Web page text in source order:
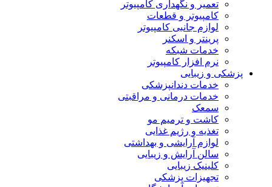
تعمیر و نگهداری کامپیوتر
کامپیوتر و قطعات
لوازم جانبی کامپیوتر
پرینتر و اسکنر
خدمات شبکه
نرم افزار کامپیوتر
پزشکی و زیبایی
خدمات دندانپزشکی
خدمات درمانی و مراقبتی
سمعک
کاشت و ترمیم مو
تغذیه و رژیم غذایی
لوازم آرایشی و بهداشتی
سالن آرایش و زیبایی
کلینیک زیبایی
تجهیزات پزشکی